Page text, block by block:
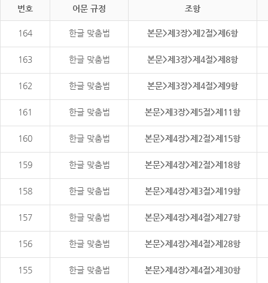
번호 어문 규정 조항
164 한글 맞춤법 본문>제3장>제2절>제6항
163 한글 맞춤법 본문>제3장>제4절>제8항
162 한글 맞춤법 본문>제3장>제4절>제9항
161 한글 맞춤법 본문>제3장>제5절>제11항
160 한글 맞춤법 본문>제4장>제2절>제15항
159 한글 맞춤법 본문>제4장>제2절>제18항
158 한글 맞춤법 본문>제4장>제3절>제19항
157 한글 맞춤법 본문>제4장>제4절>제27항
156 한글 맞춤법 본문>제4장>제4절>제28항
155 한글 맞춤법 본문>제4장>제4절>제30항